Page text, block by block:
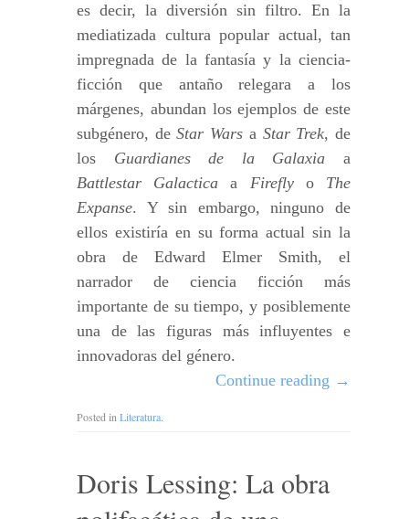
es decir, la diversión sin filtro. En la
mediatizada cultura popular actual, tan
impregnada de la fantasía y la ciencia-
ficción que antaño relegara a los
márgenes, abundan los ejemplos de este
subgénero, deStar Wars a Star Trek, de
los Guardianes de la Galaxia a
Battlestar Galactica a Fireflyo The
Expanse. Y sin embargo, ninguno de
ellos existiría en su forma actual sin la
obra de Edward Elmer Smith, el
narrador de ciencia ficción más
importante de su tiempo, y posiblemente
una de las figuras más influyentes e
innovadoras del género.
Continue reading →
Posted in Literatura.
Doris Lessing: La obra